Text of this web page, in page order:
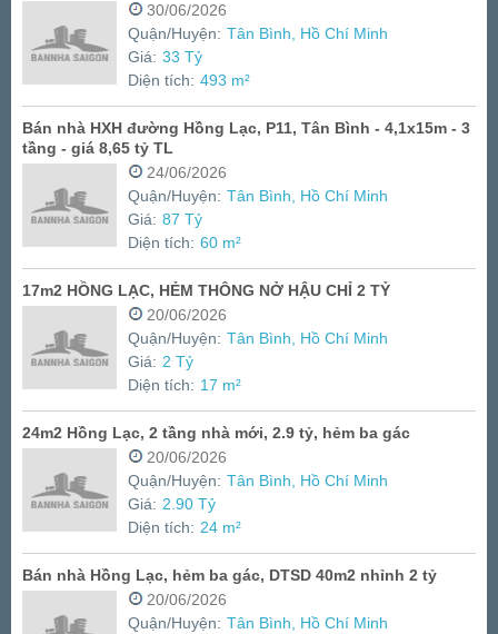
30/06/2026
Quận/Huyện: Tân Bình, Hồ Chí Minh
Giá: 33 Tỷ
Diện tích: 493 m²
Bán nhà HXH đường Hồng Lạc, P11, Tân Bình - 4,1x15m - 3
tầng - giá 8,65 tỷ TL
24/06/2026
Quận/Huyện: Tân Bình, Hồ Chí Minh
Giá: 87 Tỷ
Diện tích: 60 m²
17m2 HỒNG LẠC, HẺM THÔNG NỞ HẬU CHỈ 2 TỶ
20/06/2026
Quận/Huyện: Tân Bình, Hồ Chí Minh
Giá: 2 Tỷ
Diện tích: 17 m²
24m2 Hồng Lạc, 2 tầng nhà mới, 2.9 tỷ, hẻm ba gác
20/06/2026
Quận/Huyện: Tân Bình, Hồ Chí Minh
Giá: 2.90 Tỷ
Diện tích: 24 m²
Bán nhà Hồng Lạc, hẻm ba gác, DTSD 40m2 nhỉnh 2 tỷ
20/06/2026
Quận/Huyện: Tân Bình, Hồ Chí Minh